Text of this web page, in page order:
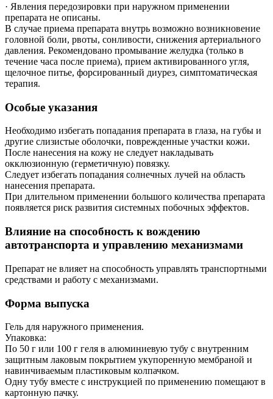
· Явления передозировки при наружном применении
препарата не описаны.
В случае приема препарата внутрь возможно возникновение
головной боли, рвоты, сонливости, снижения артериального
давления. Рекомендовано промывание желудка (только в
течение часа после приема), прием активированного угля,
щелочное питье, форсированный диурез, симптоматическая
терапия.
Особые указания
Необходимо избегать попадания препарата в глаза, на губы и
другие слизистые оболочки, поврежденные участки кожи.
После нанесения на кожу не следует накладывать
окклюзионную (герметичную) повязку.
Следует избегать попадания солнечных лучей на область
нанесения препарата.
При длительном применении большого количества препарата
появляется риск развития системных побочных эффектов.
Влияние на способность к вождению
автотранспорта и управлению механизмами
Препарат не влияет на способность управлять транспортными
средствами и работу с механизмами.
Форма выпуска
Гель для наружного применения.
Упаковка:
По 50 г или 100 г геля в алюминиевую тубу с внутренним
защитным лаковым покрытием укупоренную мембраной и
навинчиваемым пластиковым колпачком.
Одну тубу вместе с инструкцией по применению помещают в
картонную пачку.